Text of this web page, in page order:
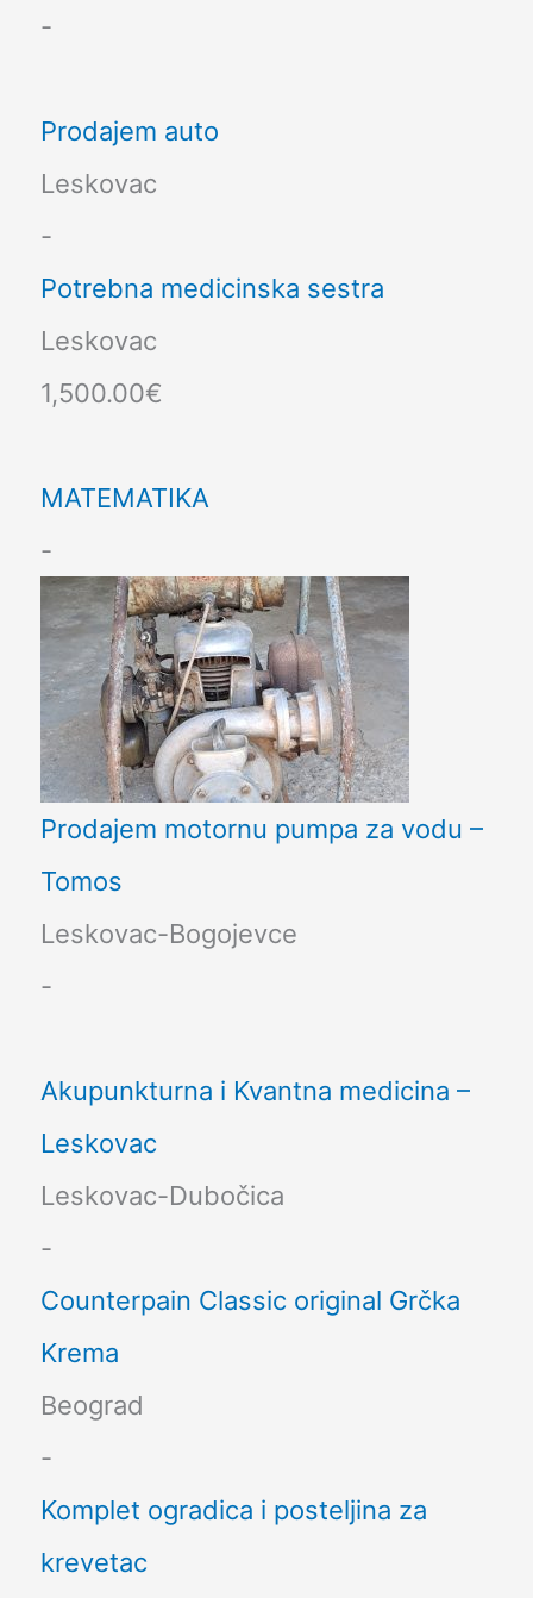
-
Prodajem auto
Leskovac
-
Potrebna medicinska sestra
Leskovac
1,500.00€
MATEMATIKA
-
Prodajem motornu pumpa za vodu –
Tomos
Leskovac-Bogojevce
-
Akupunkturna i Kvantna medicina –
Leskovac
Leskovac-Dubočica
-
Counterpain Classic original Grčka
Krema
Beograd
-
Komplet ogradica i posteljina za
krevetac